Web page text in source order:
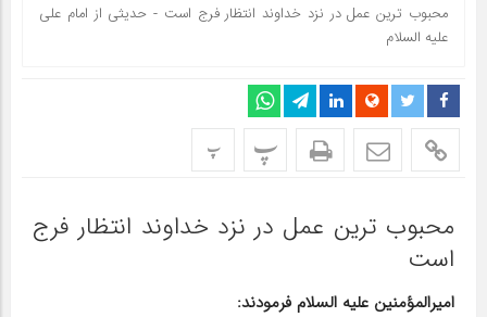
محبوب ترین عمل در نزد خداوند انتظار فرج است - حدیثی از امام علی
علیه السلام
پ پ
محبوب ترین عمل در نزد خداوند انتظار فرج
است
امیرالمؤمنین علیه السلام فرمودند: